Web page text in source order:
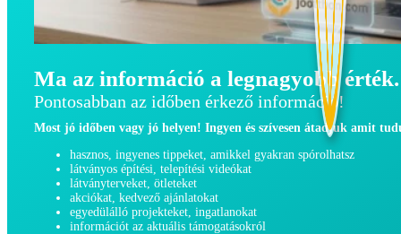
Ma az információ a legnagyobb érték.
Pontosabban az időben érkező információ!
Most jó időben vagy jó helyen! Ingyen és szívesen átadjuk amit
hasznos, ingyenes tippeket, amikkel gyakran spórolhatsz
látványos építési, telepítési videókat
látványterveket, ötleteket
akciókat, kedvező ajánlatokat
egyedülálló projekteket, ingatlanokat
információt az aktuális támogatásokról